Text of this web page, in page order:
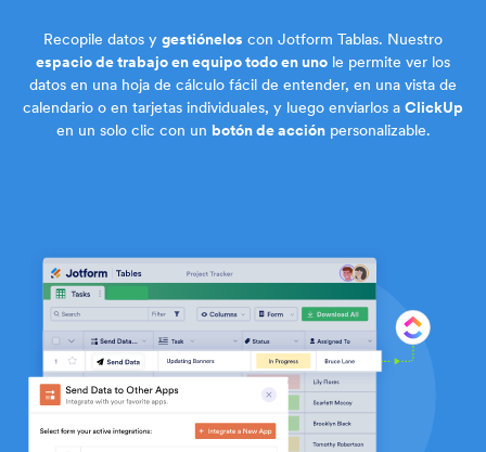
Recopile datos y gestiónelos con Jotform Tablas. Nuestro
espacio de trabajo en equipo todo en uno le permite ver los
datos en una hoja de cálculo fácil de entender, en una vista de
calendario o en tarjetas individuales, y luego enviarlos a ClickUp
en un solo clic con un botón de acciónpersonalizable.